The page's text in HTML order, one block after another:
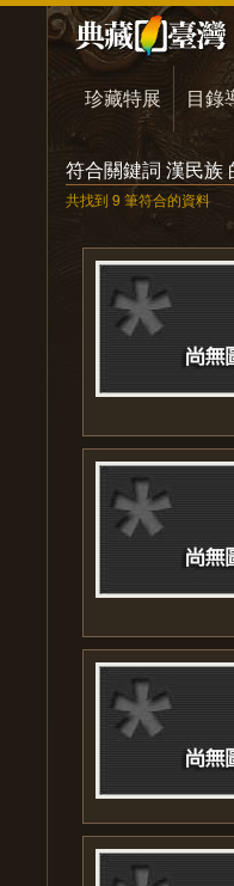
珍藏特展 目錄
符合關鍵詞 漢民族
共找到 9 筆符合的資料